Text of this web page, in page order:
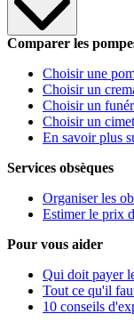
Comparer les
Choisir une
Choisir un
Choisir un
Choisir un
En savoir plus
Services obsèques
Organiser les
Estimer le prix
Pour vous aider
Qui doit payer
Tout ce qu'il
10 conseils